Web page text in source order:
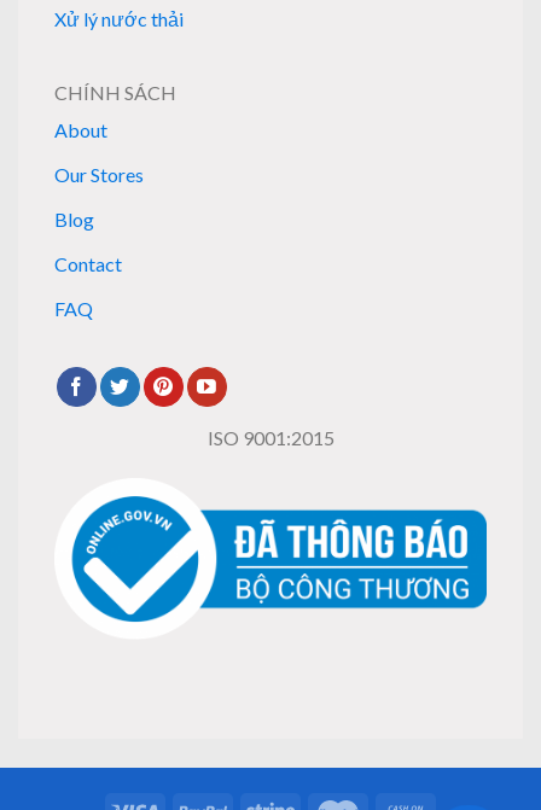
Xử lý nước thải
CHÍNH SÁCH
About
Our Stores
Blog
Contact
FAQ
ISO 9001:2015